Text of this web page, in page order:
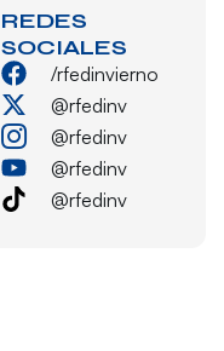
REDES
SOCIALES
/rfedinvierno
@rfedinv
@rfedinv
@rfedinv
@rfedinv